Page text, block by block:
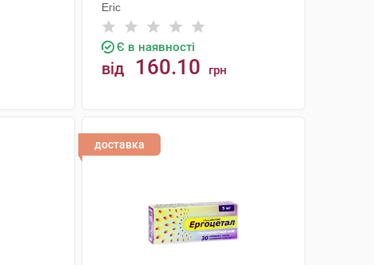
Егіс
Є в наявності
від 160.10 грн
доставка